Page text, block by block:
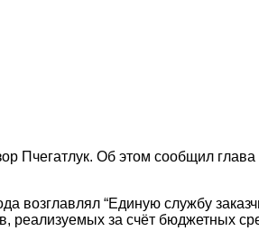
Пчегатлук. Об этом сообщил глава
возглавлял “Единую службу
реализуемых за счёт бюджетных